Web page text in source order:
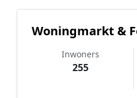
Woningmarkt &
Inwoners
255